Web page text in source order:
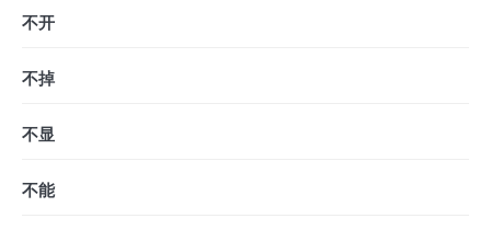
不开
不掉
不显
不能